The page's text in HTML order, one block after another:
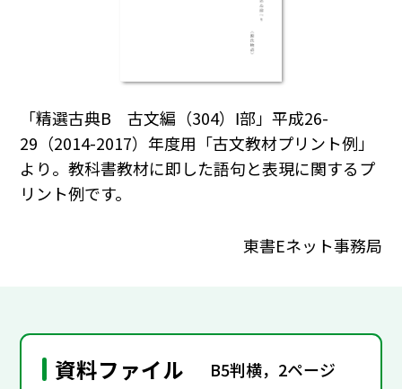
「精選古典B 古文編（304）Ⅰ部」平成26-
29（2014-2017）年度用「古文教材プリント例」
より。教科書教材に即した語句と表現に関するプ
リント例です。
東書Eネット事務局
資料ファイル B5判横，2ページ